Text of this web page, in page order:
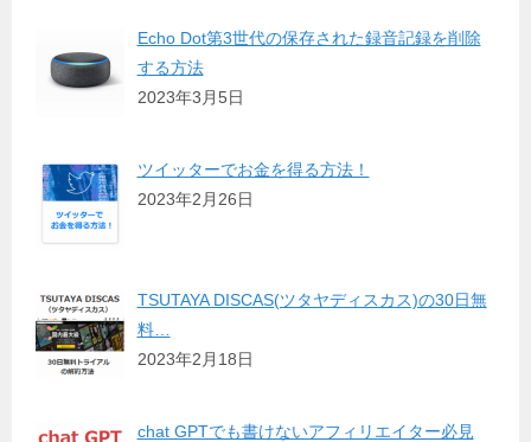
Echo Dot第3世代の保存された録音記録を削除
する方法
2023年3月5日
ツイッターでお金を得る方法！
2023年2月26日
TSUTAYA DISCAS(ツタヤディスカス)の30日無
料…
2023年2月18日
chat GPTでも書けないアフィリエイター必見